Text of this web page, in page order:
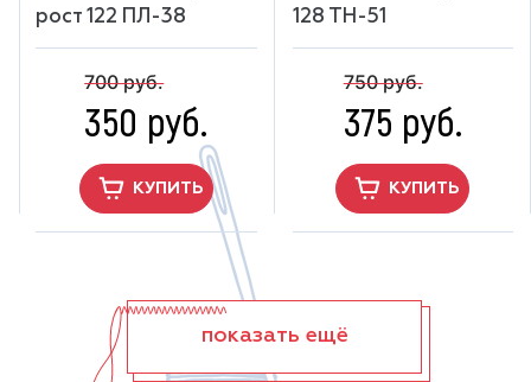
рост 122 ПЛ-38
700 руб.
350 руб.
КУПИТЬ
128 ТН-51
750 руб.
375 руб.
КУПИТЬ
показать ещё